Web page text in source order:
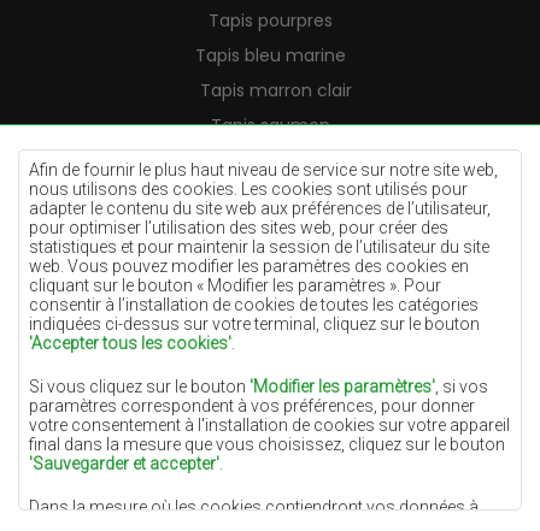
Afin de fournir le plus haut niveau de service sur notre site web,
nous utilisons des cookies. Les cookies sont utilisés pour
adapter le contenu du site web aux préférences de l’utilisateur,
pour optimiser l’utilisation des sites web, pour créer des
statistiques et pour maintenir la session de l’utilisateur du site
web. Vous pouvez modifier les paramètres des cookies en
cliquant sur le bouton « Modifier les paramètres ». Pour
consentir à l’installation de cookies de toutes les catégories
indiquées ci-dessus sur votre terminal, cliquez sur le bouton
'Accepter tous les cookies'
Si vous cliquez sur le bouton 'Modifier les paramètres' , si vos
paramètres correspondent à vos préférences, pour donner
votre consentement à l'installation de cookies sur votre appareil
final dans la mesure que vous choisissez, cliquez sur le bouton
'Sauvegarder et accepter'
Dans la mesure où les cookies contiendront vos données à
Tapis pourpres
Tapis bleu marine
Tapis marron clair
Tapis saumon
Tapis crème
Tapis lilas
Tapis jaunes
Tapis menthe
Tapis bleus
Tapis oranges
Tapis gris
Tapis terre cuite
Tapis dorés